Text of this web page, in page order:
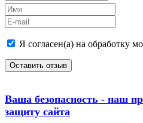
Я согласен(а) на обработку
Оставить отзыв
Ваша безопасность - наш
защиту сайта